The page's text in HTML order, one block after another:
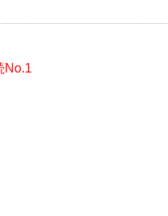
流の仕事術」(28)
財務の見どころ・勘どころ・ツ
東川鷹年の「中小企
No.1